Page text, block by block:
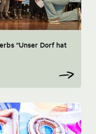
"Unser Dorf hat